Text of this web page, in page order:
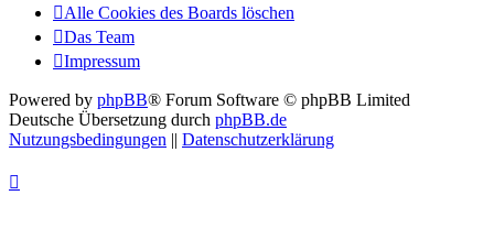
Alle Cookies des Boards löschen
Das Team
Impressum
Powered by phpBB® Forum Software © phpBB Limited
Deutsche Übersetzung durch phpBB.de
Nutzungsbedingungen || Datenschutzerklärung